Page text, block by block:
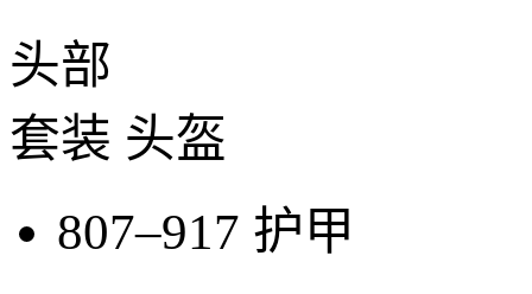
头部
套装 头盔
807–917 护甲